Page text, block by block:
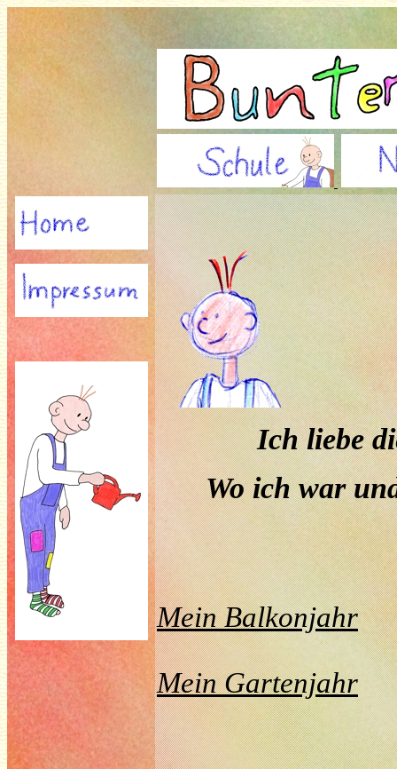
Ich liebe
Wo ich war
Mein Balkonjahr
Mein Gartenjahr